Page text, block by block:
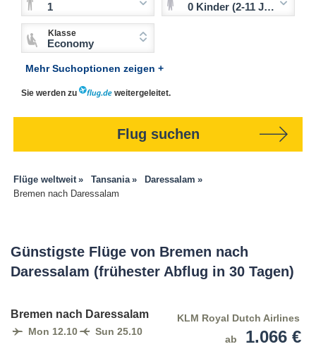
1 0 Kinder (2-11 Jahre)
Klasse
Economy
Mehr Suchoptionen zeigen +
Sie werden zu weitergeleitet.
Flug suchen
Flüge weltweit Tansania
Daressalam
Bremen nach Daressalam
Günstigste Flüge von Bremen nach
Daressalam (frühester Abflug in 30 Tagen)
Bremen nach Daressalam
Mon 12.10 Sun 25.10
KLM Royal Dutch Airlines
ab
1.066 €